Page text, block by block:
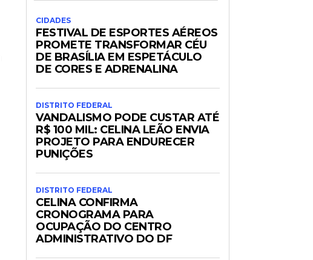
CIDADES
FESTIVAL DE ESPORTES AÉREOS
PROMETE TRANSFORMAR CÉU
DE BRASÍLIA EM ESPETÁCULO
DE CORES E ADRENALINA
DISTRITO FEDERAL
VANDALISMO PODE CUSTAR ATÉ
R$ 100 MIL: CELINA LEÃO ENVIA
PROJETO PARA ENDURECER
PUNIÇÕES
DISTRITO FEDERAL
CELINA CONFIRMA
CRONOGRAMA PARA
OCUPAÇÃO DO CENTRO
ADMINISTRATIVO DO DF